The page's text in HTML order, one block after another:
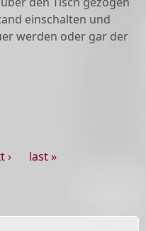
einschalten und
werden oder gar der
› last »